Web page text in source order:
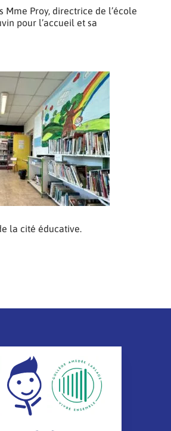
Mme Proy, directrice de l’école
pour l’accueil et sa
la cité éducative.